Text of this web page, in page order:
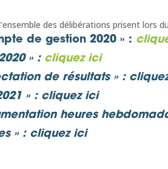
des délibérations prisent lors
de gestion 2020 » :
»: cliquez ici
de résultats » :
» : cliquez ici
heures
» : cliquez ici